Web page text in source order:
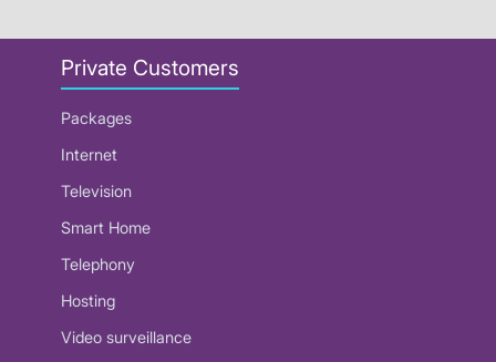
Private Customers
Packages
Internet
Television
Smart Home
Telephony
Hosting
Video surveillance